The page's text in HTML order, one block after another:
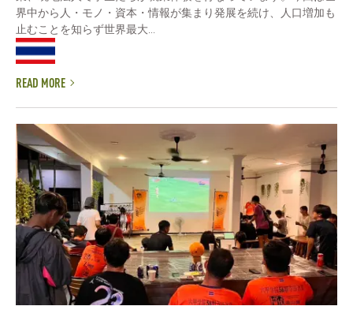
界中から人・モノ・資本・情報が集まり発展を続け、人口増加も
止むことを知らず世界最大...
READ MORE